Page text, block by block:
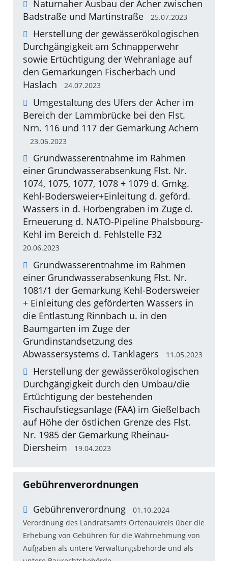
Naturnaher Ausbau der Acher zwischen
Badstraße und Martinstraße
25.07.2023
Herstellung der gewässerökologischen
Durchgängigkeit am Schnapperwehr
sowie Ertüchtigung der Wehranlage auf
den Gemarkungen Fischerbach und
Haslach
24.07.2023
Umgestaltung des Ufers der Acher im
Bereich der Lammbrücke bei den Flst.
Nrn. 116 und 117 der Gemarkung Achern
23.06.2023
Grundwasserentnahme im Rahmen
einer Grundwasserabsenkung Flst. Nr.
1074, 1075, 1077, 1078 + 1079 d. Gmkg.
Kehl-Bodersweier+Einleitung d. geförd.
Wassers in d. Horbengraben im Zuge d.
Erneuerung d. NATO-Pipeline Phalsbourg-
Kehl im Bereich d. Fehlstelle F32
20.06.2023
Grundwasserentnahme im Rahmen
einer Grundwasserabsenkung Flst. Nr.
1081/1 der Gemarkung Kehl-Bodersweier
+ Einleitung des geförderten Wassers in
die Entlastung Rinnbach u. in den
Baumgarten im Zuge der
Grundinstandsetzung des
Abwassersystems d. Tanklagers
11.05.2023
Herstellung der gewässerökologischen
Durchgängigkeit durch den Umbau/die
Ertüchtigung der bestehenden
Fischaufstiegsanlage (FAA) im Gießelbach
auf Höhe der östlichen Grenze des Flst.
Nr. 1985 der Gemarkung Rheinau-
Diersheim
19.04.2023
Gebührenverordnungen
Gebührenverordnung
01.10.2024
Verordnung des Landratsamts Ortenaukreis über die
Erhebung von Gebühren für die Wahrnehmung von
Aufgaben als untere Verwaltungsbehörde und als